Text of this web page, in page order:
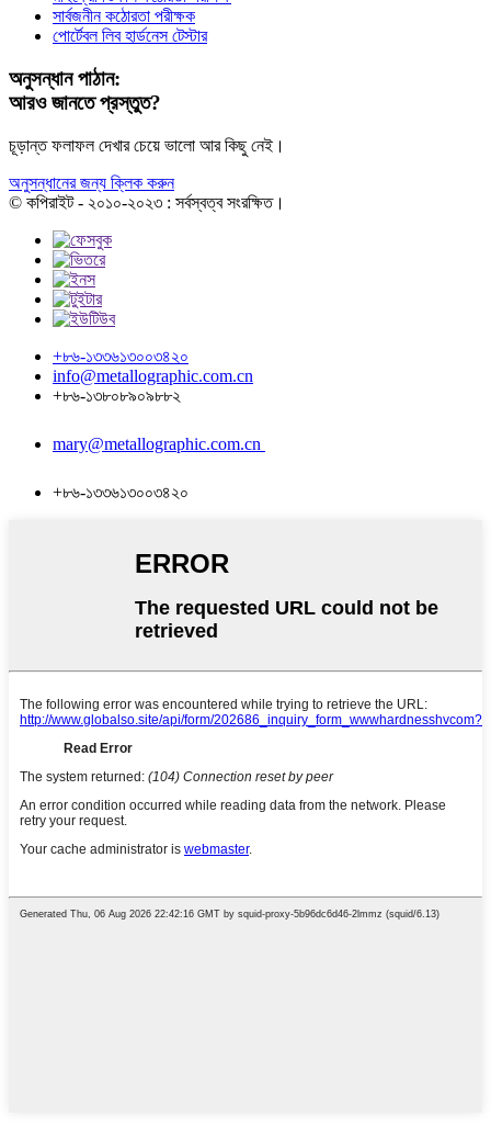
সার্বজনীন কঠোরতা পরীক্ষক
পোর্টেবল লিব হার্ডনেস টেস্টার
অনুসন্ধান পাঠান:
আরও জানতে প্রস্তুত?
চূড়ান্ত ফলাফল দেখার চেয়ে ভালো আর কিছু নেই।
অনুসন্ধানের জন্য ক্লিক করুন
© কপিরাইট - ২০১০-২০২৩ : সর্বস্বত্ব সংরক্ষিত।
+৮৬-১৩৩৬১৩০০৩৪২০
info@metallographic.com.cn
+৮৬-১৩৮০৮৯০৯৮৮২
mary@metallographic.com.cn
+৮৬-১৩৩৬১৩০০৩৪২০